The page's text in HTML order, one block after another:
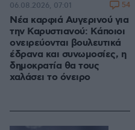
Νέα καρφιά Αυγερινού για
την Καρυστιανού: Kάποιοι
ονειρεύονται βουλευτικά
έδρανα και συνωμοσίες, η
δημοκρατία θα τους
χαλάσει το όνειρο
06.08.2026, 07:01 54